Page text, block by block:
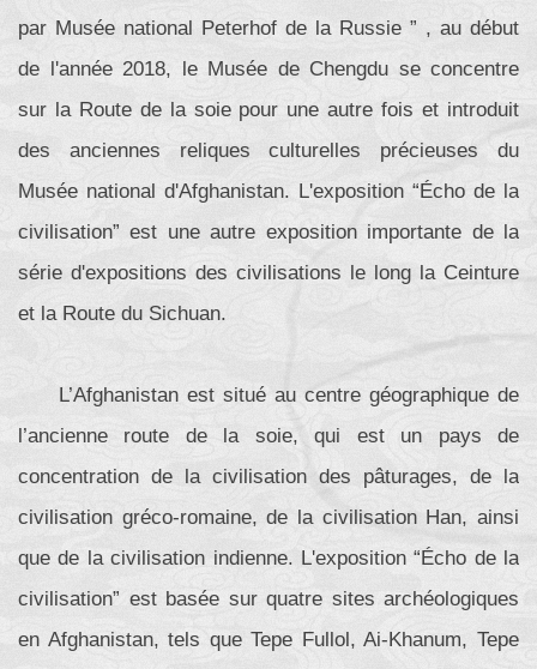
par Musée national Peterhof de la Russie ” , au début
de l'année 2018, le Musée de Chengdu se concentre
sur la Route de la soie pour une autre fois et introduit
des anciennes reliques culturelles précieuses du
Musée national d'Afghanistan. L'exposition “Écho de la
civilisation” est une autre exposition importante de la
série d'expositions des civilisations le long la Ceinture
et la Route du Sichuan.
L’Afghanistan est situé au centre géographique de
l’ancienne route de la soie, qui est un pays de
concentration de la civilisation des pâturages, de la
civilisation gréco-romaine, de la civilisation Han, ainsi
que de la civilisation indienne. L'exposition “Écho de la
civilisation” est basée sur quatre sites archéologiques
en Afghanistan, tels que Tepe Fullol, Ai-Khanum, Tepe